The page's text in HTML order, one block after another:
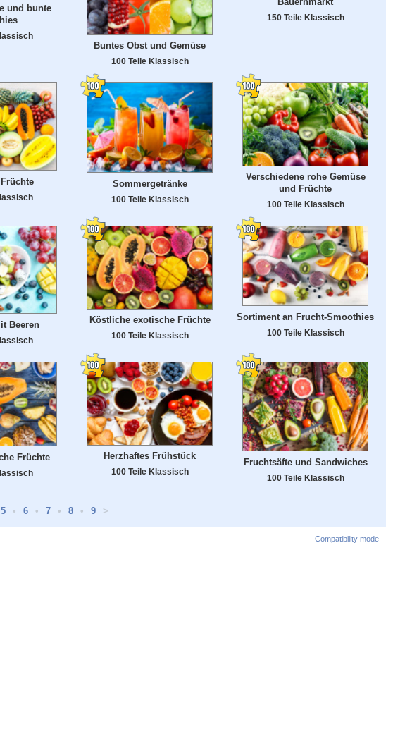
und bunte
Buntes Obst und Gemüse
100 Teile Klassisch
150 Teile Klassisch
Sommergetränke
100 Teile Klassisch
Verschiedene rohe Gemüse
und Früchte
100 Teile Klassisch
Beeren Köstliche exotische Früchte
100 Teile Klassisch
Sortiment an Frucht-Smoothies
100 Teile Klassisch
Früchte Herzhaftes Frühstück
100 Teile Klassisch
Fruchtsäfte und Sandwiches
100 Teile Klassisch
5 • 6 • 7 • 8 • 9 >
Compatibility mode